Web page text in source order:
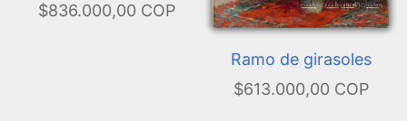
Montmartre, Invierno
$836.000,00 COP
Ramo de girasoles
$613.000,00 COP